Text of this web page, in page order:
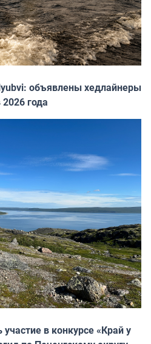
объявлены хедлайнеры
года
в конкурсе «Край у